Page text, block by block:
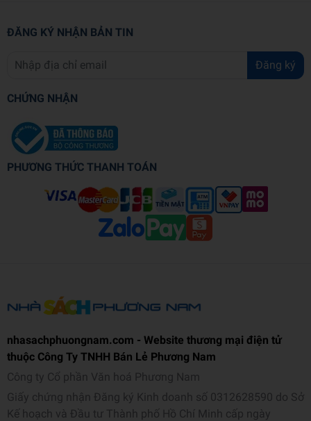
ĐĂNG KÝ NHẬN BẢN TIN
Đăng ký
CHỨNG NHẬN
PHƯƠNG THỨC THANH TOÁN
nhasachphuongnam.com - Website thương mại điện tử
thuộc Công Ty TNHH Bán Lẻ Phương Nam
Công ty Cổ phần Văn hoá Phương Nam
Giấy chứng nhận Đăng ký Kinh doanh số 0312628590 do Sở
Kế hoạch và Đầu tư Thành phố Hồ Chí Minh cấp ngày